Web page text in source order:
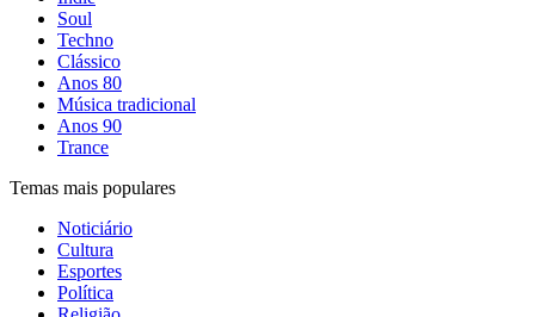
Soul
Techno
Clássico
Anos 80
Música tradicional
Anos 90
Trance
Temas mais populares
Noticiário
Cultura
Esportes
Política